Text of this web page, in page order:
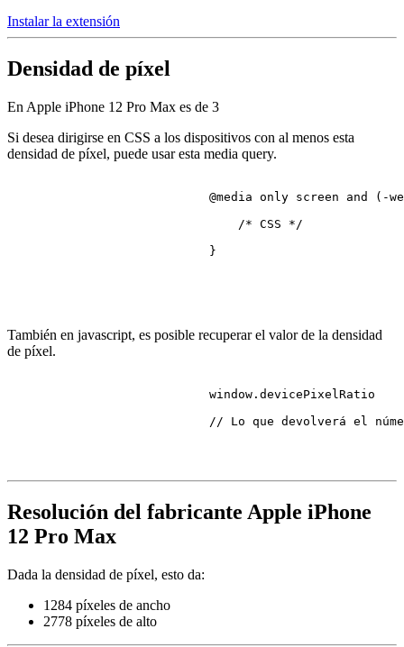
Instalar la extensión
Densidad de píxel
En Apple iPhone 12 Pro Max es de 3
Si desea dirigirse en CSS a los dispositivos con al menos esta
densidad de píxel, puede usar esta media query.
@media only screen and (-
/* CSS */
                            }
También en javascript, es posible recuperar el valor de la densidad
de píxel.
                            window.
devicePixelRatio
// Lo que devolverá el
Resolución del fabricante Apple iPhone
12 Pro Max
Dada la densidad de píxel, esto da:
1284 píxeles de ancho
2778 píxeles de alto